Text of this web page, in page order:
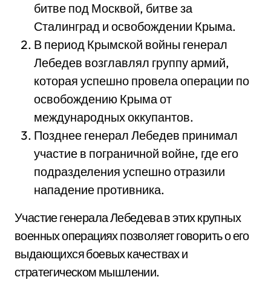
битве под Москвой, битве за
Сталинград и освобождении Крыма.
В период Крымской войны генерал
Лебедев возглавлял группу армий,
которая успешно провела операции по
освобождению Крыма от
международных оккупантов.
Позднее генерал Лебедев принимал
участие в пограничной войне, где его
подразделения успешно отразили
нападение противника.
Участие генерала Лебедева в этих крупных
военных операциях позволяет говорить о его
выдающихся боевых качествах и
стратегическом мышлении.